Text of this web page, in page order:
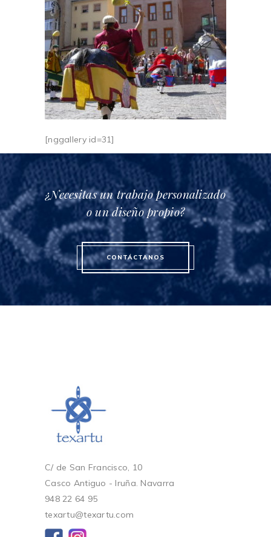
[nggallery id=31]
¿Necesitas un trabajo personalizado
o un diseño propio?
CONTÁCTANOS
C/ de San Francisco, 10
Casco Antiguo - Iruña. Navarra
948 22 64 95
texartu@texartu.com